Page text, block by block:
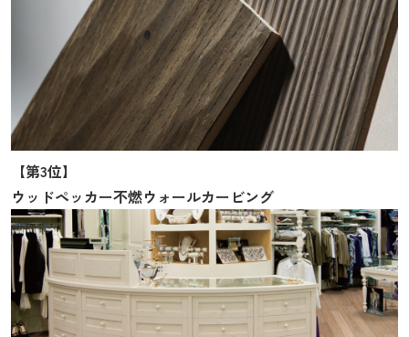
【第3位】
ウッドペッカー不燃ウォールカービング